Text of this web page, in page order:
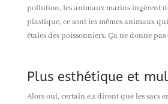
pollution, les animaux marins ingèrent
plastique, ce sont les mêmes animaux
étales des poissonniers. Ça ne donne pas
Plus esthétique et
Alors oui, certain.e.sdiront que les sacs